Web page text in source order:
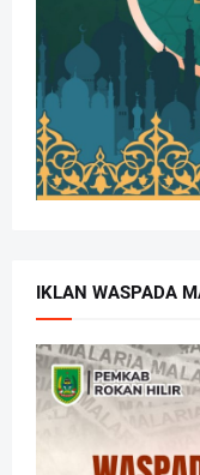
IKLAN WASPADA